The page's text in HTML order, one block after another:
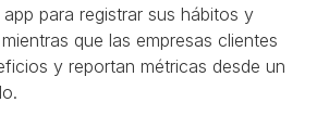
para registrar sus hábitos y
que las empresas clientes
y reportan métricas desde un